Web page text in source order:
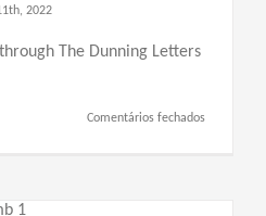
2022
The Dunning Letters
Comentários fechadosem